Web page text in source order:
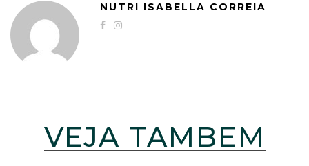
NUTRI ISABELLA CORREIA
VEJA TAMBÉM